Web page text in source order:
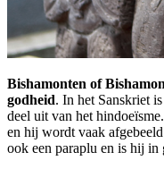
Bishamonten of
godheid. In het Sanskriet
deel uit van het
en hij wordt vaak
ook een paraplu en is hij in